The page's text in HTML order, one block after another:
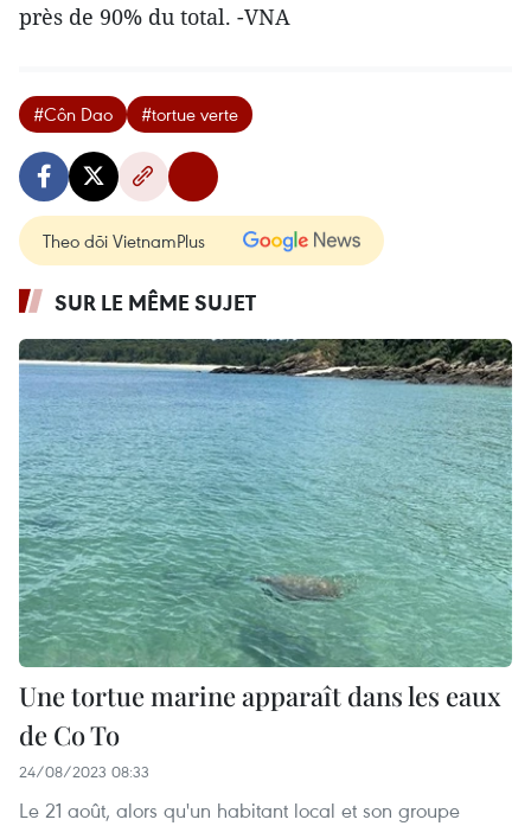
près de 90% du total. -VNA
#Côn Dao #tortue verte
Theo dõi VietnamPlus
SUR LE MÊME SUJET
Une tortue marine apparaît dans les eaux
de Co To
24/08/2023 08:33
Le 21 août, alors qu'un habitant local et son groupe